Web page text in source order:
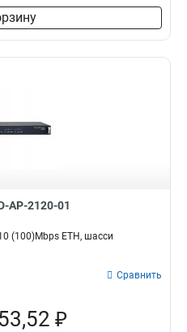
AP-2120-01
(100)Mbps ETH, шасси
Сравнить
₽